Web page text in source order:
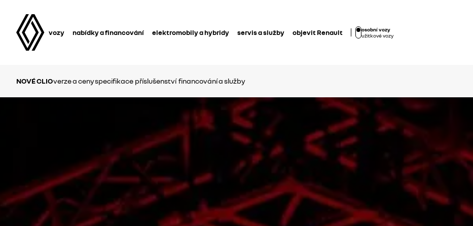
vozy nabídky a financování elektromobily a hybridy servis a služby objevit Renault
osobní vozy
užitkové vozy
NOVÉ CLIOverze a cenyspecifikace příslušenství financování a služby